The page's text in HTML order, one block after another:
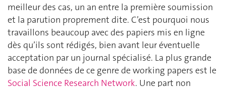
meilleur des cas, un an entre la première soumission
et la parution proprement dite. C’est pourquoi nous
travaillons beaucoup avec des papiers mis en ligne
dès qu’ils sont rédigés, bien avant leur éventuelle
acceptation par un journal spécialisé. La plus grande
base de données de ce genre de working papers est le
Social Science Research Network. Une part non